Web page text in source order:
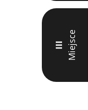
III Miejsce